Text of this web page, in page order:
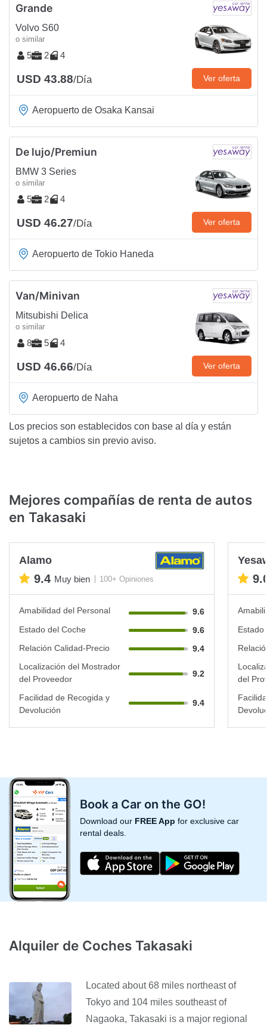
Grande
Volvo S60
o similar
5 2 4
USD 43.88/Día Ver oferta
Aeropuerto de Osaka Kansai
De lujo/Premiun
BMW 3 Series
o similar
5 2 4
USD 46.27/Día Ver oferta
Aeropuerto de Tokio Haneda
Van/Minivan
Mitsubishi Delica
o similar
8 5 4
USD 46.66/Día Ver oferta
Aeropuerto de Naha
Los precios son establecidos con base al día y están
sujetos a cambios sin previo aviso.
Mejores compañías de renta de autos
en Takasaki
Alamo
9.4 Muy bien 100+ Opiniones
Amabilidad del Personal
9.6
Estado del Coche
9.6
Relación Calidad-Precio
9.4
Localización del Mostrador
del Proveedor
9.2
Facilidad de Recogida y
Devolución
9.4
Estado
del
Book a Car on the GO!
Download our FREE App for exclusive car
rental deals.
Alquiler de Coches Takasaki
Located about 68 miles northeast of
Tokyo and 104 miles southeast of
Nagaoka, Takasaki is a major regional